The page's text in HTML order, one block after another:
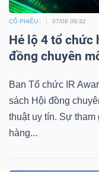
CỔ PHIẾU 07/08 09:32
Hé lộ 4 tổ chức
đồng chuyên
Ban Tổ chức IR
sách Hội đồng
thuật uy tín. Sự
hàng...